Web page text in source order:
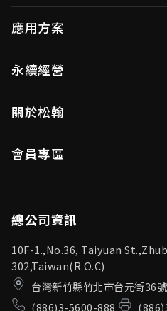
視訊/影像控制器
無線視頻傳輸
OID產品(Optical ID)
應用方案
視訊／影像控制器
無線視頻傳輸
永續經營
投資人專區
利害關係人
關於松翰
會員專區
總公司資訊
10F-1.,No.36, Taiyuan
302,Taiwan(R.O.C)
台灣新竹縣竹北市台元街36
(886)3-5600-888